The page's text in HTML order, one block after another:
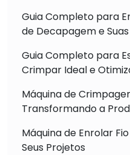
Guia Completo para
de Decapagem e
Guia Completo para
Crimpar Ideal e
Máquina de
Transformando a
Máquina de Enrolar
Seus Projetos